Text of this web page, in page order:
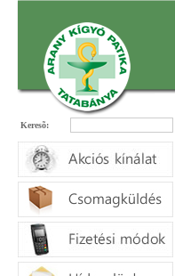
Keresõ: